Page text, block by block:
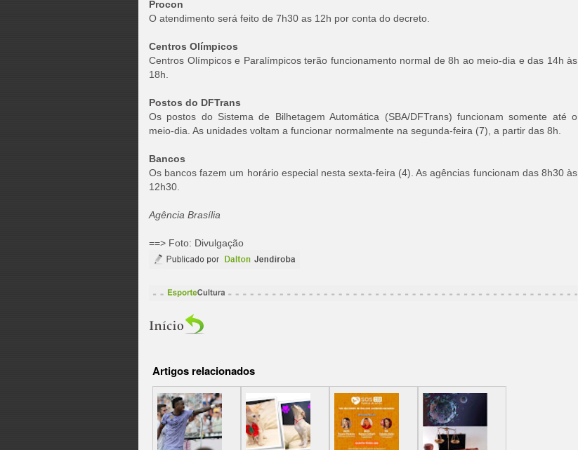
Procon
O atendimento será feito de 7h30 as 12h por conta do decreto.
Centros Olímpicos
Centros Olímpicos e Paralímpicos terão funcionamento normal de 8h ao meio-dia e das 14h às
18h.
Postos do DFTrans
Os postos do Sistema de Bilhetagem Automática (SBA/DFTrans) funcionam somente até o
meio-dia. As unidades voltam a funcionar normalmente na segunda-feira (7), a partir das 8h.
Bancos
Os bancos fazem um horário especial nesta sexta-feira (4). As agências funcionam das 8h30 às
12h30.
Agência Brasília
==> Foto: Divulgação
Artigos relacionados